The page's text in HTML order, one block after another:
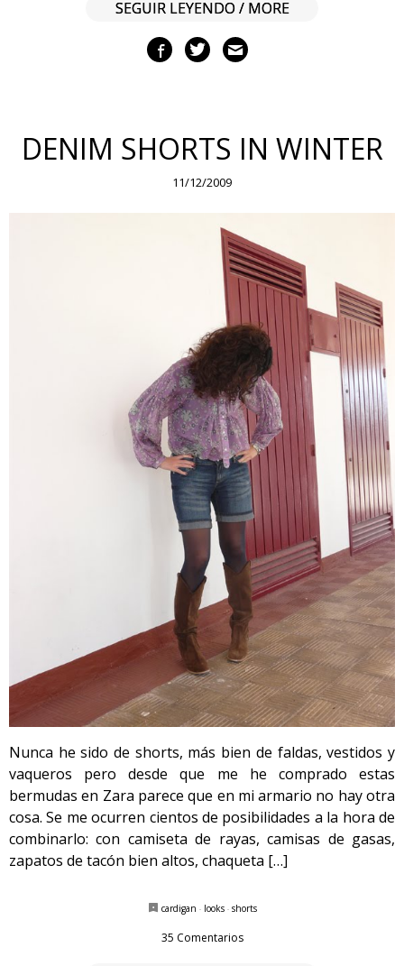
SEGUIR LEYENDO / MORE
DENIM SHORTS IN WINTER
11/12/2009
Nunca he sido de shorts, más bien de faldas, vestidos y
vaqueros pero desde que me he comprado estas
bermudas en Zara parece que en mi armario no hay otra
cosa. Se me ocurren cientos de posibilidades a la hora de
combinarlo: con camiseta de rayas, camisas de gasas,
zapatos de tacón bien altos, chaqueta […]
cardigan · looks· shorts
35 Comentarios